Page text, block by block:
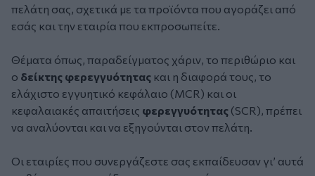
πελάτη σας, σχετικά με τα προϊόντα που αγοράζει από
εσάς και την εταιρία που εκπροσωπείτε.
Θέματα όπως, παραδείγματος χάριν, το περιθώριο και
ο δείκτης φερεγγυότητας και η διαφορά τους, το
ελάχιστο εγγυητικό κεφάλαιο (MCR) και οι
κεφαλαιακές απαιτήσεις φερεγγυότητας (SCR), πρέπει
να αναλύονται και να εξηγούνται στον πελάτη.
Οι εταιρίες που συνεργάζεστε σας εκπαίδευσαν γι’ αυτά